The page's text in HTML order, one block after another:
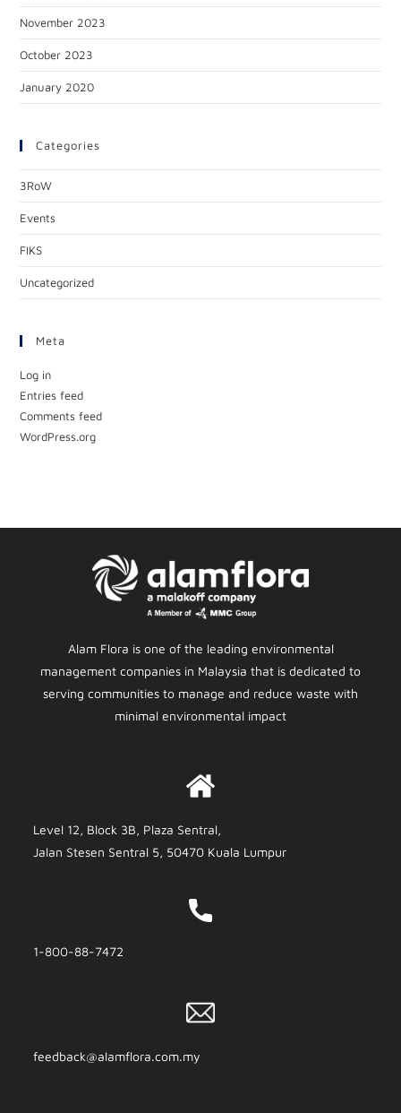
November 2023
October 2023
January 2020
Categories
3RoW
Events
FIKS
Uncategorized
Meta
Log in
Entries feed
Comments feed
WordPress.org
Alam Flora is one of the leading environmental
management companies in Malaysia that is dedicated to
serving communities to manage and reduce waste with
minimal environmental impact
Level 12, Block 3B, Plaza Sentral,
Jalan Stesen Sentral 5, 50470 Kuala Lumpur
1-800-88-7472
feedback@alamflora.com.my